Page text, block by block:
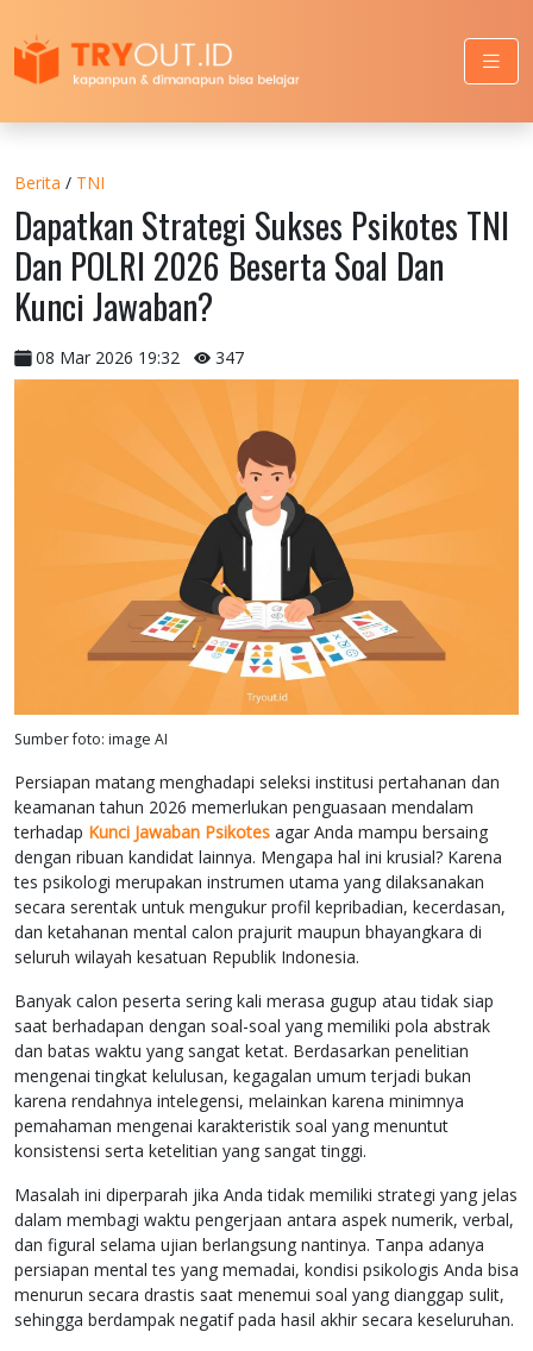
Berita / TNI
Dapatkan Strategi Sukses Psikotes TNI
Dan POLRI 2026 Beserta Soal Dan
Kunci Jawaban?
08 Mar 2026 19:32 347
Sumber foto: image AI
Persiapan matang menghadapi seleksi institusi pertahanan dan
keamanan tahun 2026 memerlukan penguasaan mendalam
terhadap Kunci Jawaban Psikotes agar Anda mampu bersaing
dengan ribuan kandidat lainnya. Mengapa hal ini krusial? Karena
tes psikologi merupakan instrumen utama yang dilaksanakan
secara serentak untuk mengukur profil kepribadian, kecerdasan,
dan ketahanan mental calon prajurit maupun bhayangkara di
seluruh wilayah kesatuan Republik Indonesia.
Banyak calon peserta sering kali merasa gugup atau tidak siap
saat berhadapan dengan soal-soal yang memiliki pola abstrak
dan batas waktu yang sangat ketat. Berdasarkan penelitian
mengenai tingkat kelulusan, kegagalan umum terjadi bukan
karena rendahnya intelegensi, melainkan karena minimnya
pemahaman mengenai karakteristik soal yang menuntut
konsistensi serta ketelitian yang sangat tinggi.
Masalah ini diperparah jika Anda tidak memiliki strategi yang jelas
dalam membagi waktu pengerjaan antara aspek numerik, verbal,
dan figural selama ujian berlangsung nantinya. Tanpa adanya
persiapan mental tes yang memadai, kondisi psikologis Anda bisa
menurun secara drastis saat menemui soal yang dianggap sulit,
sehingga berdampak negatif pada hasil akhir secara keseluruhan.